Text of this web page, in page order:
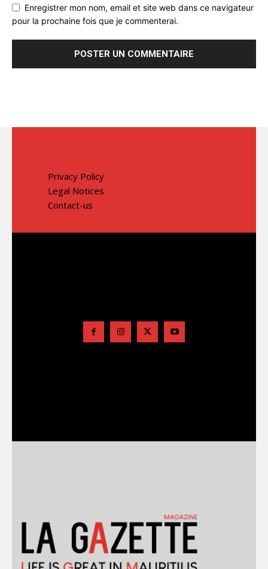
Enregistrer mon nom, email et site web dans ce navigateur
pour la prochaine fois que je commenterai.
Privacy Policy
Legal Notices
Contact-us